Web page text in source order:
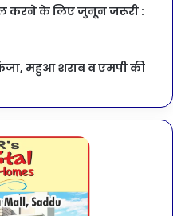
करने के लिए जुनून जरूरी :
महुआ शराब व एमपी की